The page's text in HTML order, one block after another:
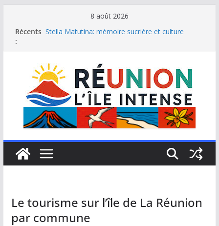
contenu
8 août 2026
Récents
:
Stella Matutina: mémoire sucrière et culture
Une journée de détente à l’Hôtel Iloha à Saint Leu
Le samoussa de La Réunion, emblème de l’île
intense
Le Musée du sel de Saint Leu: site culturel à
découvrir
Le tourisme sur l’île de La Réunion
par commune